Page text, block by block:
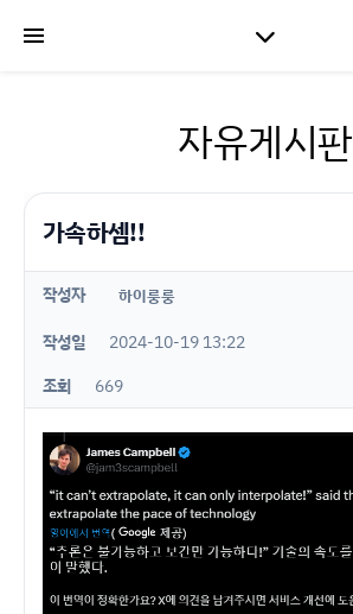
자유게시판
가속하셈!!
작성자 하이룽룽
작성일
2024-10-19 13:22
조회
669